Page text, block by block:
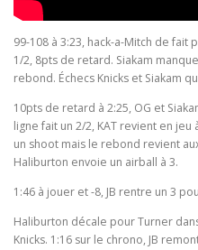
99-108 à 3:23, hack-a-Mitch de fait
1/2, 8pts de retard. Siakam
rebond. Échecs Knicks et Siakam
10pts de retard à 2:25, OG et
ligne fait un 2/2, KAT revient en
un shoot mais le rebond revient
Haliburton envoie un airball à 3.
1:46 à jouer et -8, JB rentre un 3
Haliburton décale pour Turner
Knicks. 1:16 sur le chrono, JB